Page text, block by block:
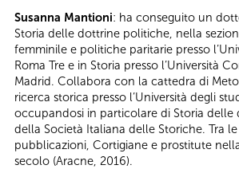
Susanna Mantioni: ha conseguito un
Storia delle dottrine politiche, nella
femminile e politiche paritarie presso
Roma Tre e in Storia presso l’Università
Madrid. Collabora con la cattedra di
ricerca storica presso l’Università degli
occupandosi in particolare di Storia delle
della Società Italiana delle Storiche. Tra
pubblicazioni, Cortigiane e prostitute
secolo (Aracne, 2016).